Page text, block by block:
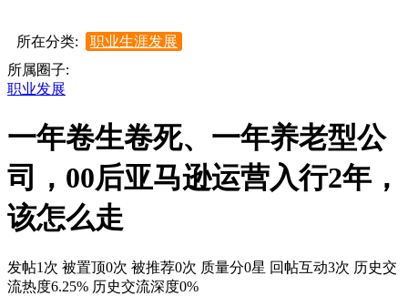
所在分类:
职业生涯发展
所属圈子:
职业发展
一年卷生卷死、一年养老型公
司，00后亚马逊运营入行2年，
该怎么走
发帖1次 被置顶0次 被推荐0次 质量分0星 回帖互动3次 历史交
流热度6.25% 历史交流深度0%